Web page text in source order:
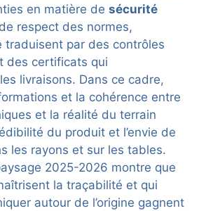
en matière de sécurité
respect des normes,
traduisent par des contrôles
des certificats qui
livraisons. Dans ce cadre,
et la cohérence entre
et la réalité du terrain
du produit et l’envie de
les rayons et sur les tables.
2025-2026 montre que
la traçabilité et qui
autour de l’origine gagnent